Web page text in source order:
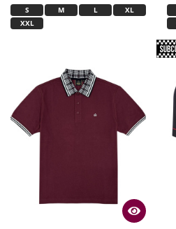
S M L
XL
XXL